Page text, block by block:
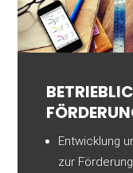
Entwicklung
zur